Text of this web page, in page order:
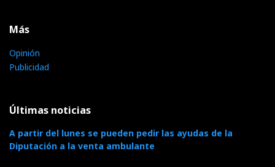
Más
Opinión
Publicidad
Últimas noticias
A partir del lunes se pueden pedir las ayudas de la
Diputación a la venta ambulante